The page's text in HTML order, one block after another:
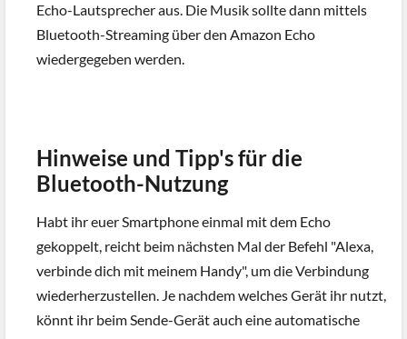
Echo-Lautsprecher aus. Die Musik sollte dann mittels
Bluetooth-Streaming über den Amazon Echo
wiedergegeben werden.
Hinweise und Tipp's für die
Bluetooth-Nutzung
Habt ihr euer Smartphone einmal mit dem Echo
gekoppelt, reicht beim nächsten Mal der Befehl "Alexa,
verbinde dich mit meinem Handy", um die Verbindung
wiederherzustellen. Je nachdem welches Gerät ihr nutzt,
könnt ihr beim Sende-Gerät auch eine automatische